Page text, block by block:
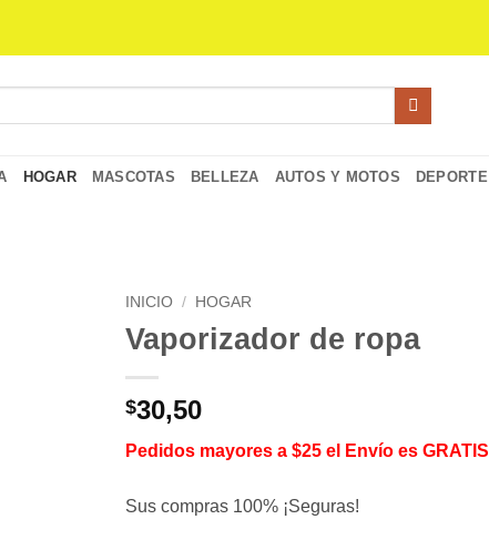
HOGAR MASCOTAS BELLEZA AUTOS Y MOTOS DEPORTE
INICIO / HOGAR
Vaporizador de ropa
$30,50
Pedidos mayores a $25 el Envío es GRATIS
Sus compras 100% ¡Seguras!